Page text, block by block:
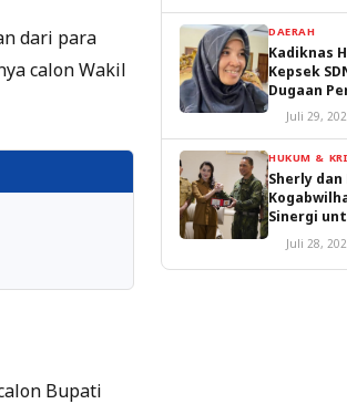
dari para
calon Wakil
Bupati
DAERAH
Kadiknas
Kepsek
Dugaan
Diproses
Juli 29,
HUKUM &
Sherly
Sinergi
Juli 28,